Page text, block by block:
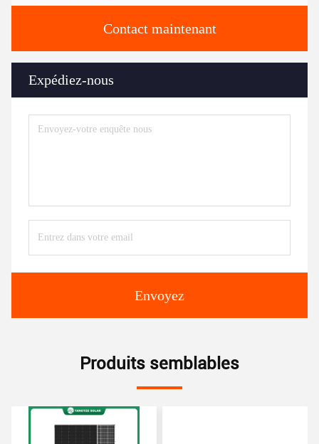
Contact maintenant
Expédiez-nous
Envoyez
Produits semblables